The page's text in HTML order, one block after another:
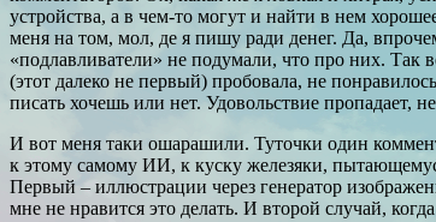
устройства, а в чем-то могут и найти в нем
меня на том, мол, де я пишу ради денег. Да,
«подлавливатели» не подумали, что про них. Так
(этот далеко не первый) пробовала, не
писать хочешь или нет. Удовольствие пропадает,
И вот меня таки ошарашили. Туточки один
к этому самому ИИ, к куску железяки,
Первый – иллюстрации через генератор
мне не нравится это делать. И второй случай,